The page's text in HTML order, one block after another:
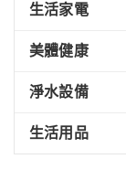
生活家電
美體健康
淨水設備
生活用品